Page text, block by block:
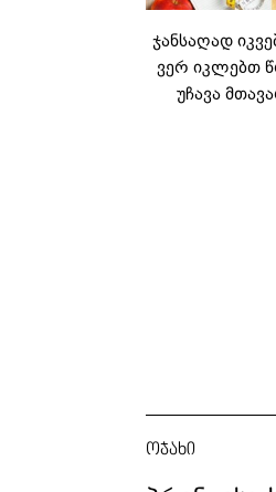
ჯანსაღად
ვერ იკლებთ
უჩავა
ოჯახი